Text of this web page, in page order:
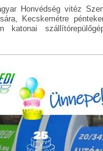
Honvédség vitéz
Kecskemétre
katonai